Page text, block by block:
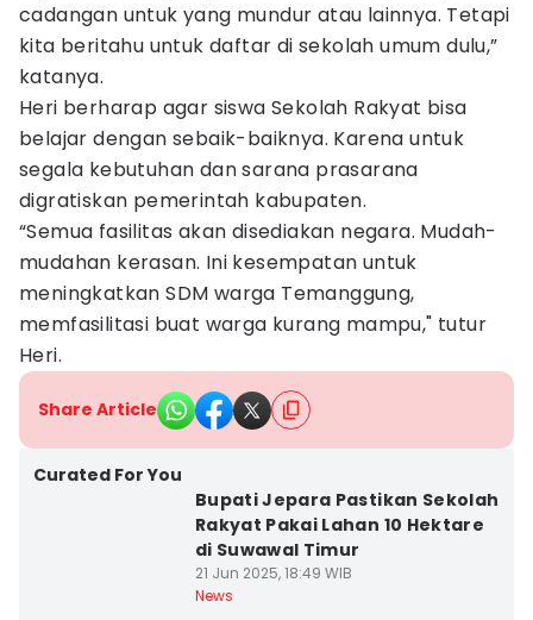
cadangan untuk yang mundur atau lainnya. Tetapi
kita beritahu untuk daftar di sekolah umum dulu,”
katanya.
Heri berharap agar siswa Sekolah Rakyat bisa
belajar dengan sebaik-baiknya. Karena untuk
segala kebutuhan dan sarana prasarana
digratiskan pemerintah kabupaten.
“Semua fasilitas akan disediakan negara. Mudah-
mudahan kerasan. Ini kesempatan untuk
meningkatkan SDM warga Temanggung,
memfasilitasi buat warga kurang mampu," tutur
Heri.
Share Article
Curated For You
Bupati Jepara Pastikan Sekolah
Rakyat Pakai Lahan 10 Hektare
di Suwawal Timur
21 Jun 2025, 18:49 WIB
News